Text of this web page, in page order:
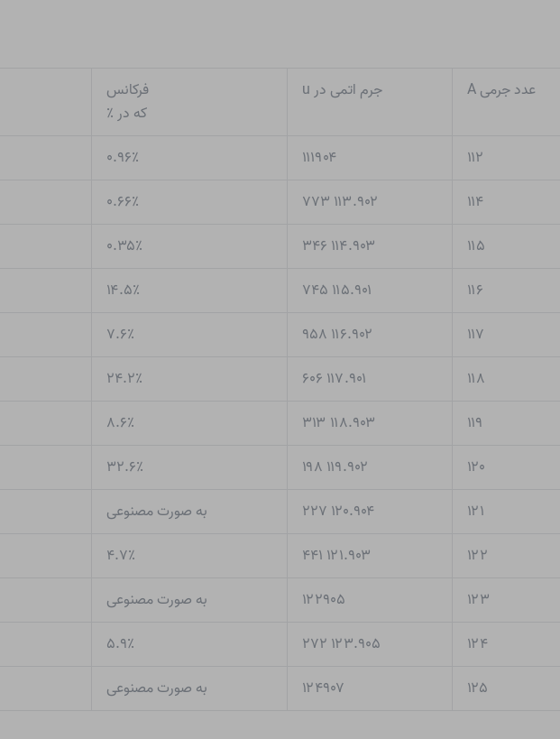
عدد جرمی A جرم اتمی در u
فرکانس
که در ٪
۱۱۲ ۱۱۱۹۰۴
۰.۹۶٪
۱۱۴
۱۱۳.۹۰۲ ۷۷۳
۰.۶۶٪
۱۱۵
۱۱۴.۹۰۳ ۳۴۶
۰.۳۵٪
۱۱۶
۱۱۵.۹۰۱ ۷۴۵
۱۴.۵٪
۱۱۷
۱۱۶.۹۰۲ ۹۵۸
۷.۶٪
۱۱۸
۱۱۷.۹۰۱ ۶۰۶
۲۴.۲٪
۱۱۹
۱۱۸.۹۰۳ ۳۱۳
۸.۶٪
۱۲۰
۱۱۹.۹۰۲ ۱۹۸
۳۲.۶٪
۱۲۱
۱۲۰.۹۰۴ ۲۲۷ به صورت مصنوعی
۱۲۲
۱۲۱.۹۰۳ ۴۴۱
۴.۷٪
۱۲۳
۱۲۲۹۰۵ به صورت مصنوعی
۱۲۴
۱۲۳.۹۰۵ ۲۷۲
۵.۹٪
۱۲۵
۱۲۴۹۰۷ به صورت مصنوعی